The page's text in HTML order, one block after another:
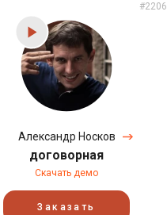
#2206
Александр Носков
договорная
Скачать демо
Заказать